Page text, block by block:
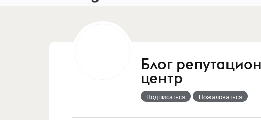
Блог
центр
Подписаться Пожаловаться